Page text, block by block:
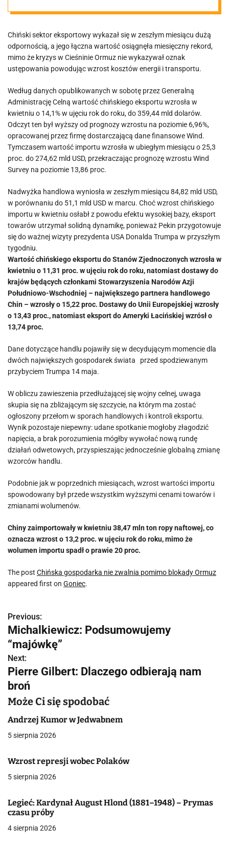
blokady Ormuz
Chiński sektor eksportowy wykazał się w zeszłym miesiącu dużą
odpornością, a jego łączna wartość osiągnęła miesięczny rekord,
mimo że kryzys w Cieśninie Ormuz nie wykazywał oznak
ustępowania powodując wzrost kosztów energii i transportu.
Według danych opublikowanych w sobotę przez Generalną
Administrację Celną wartość chińskiego eksportu wzrosła w
kwietniu o 14,1% w ujęciu rok do roku, do 359,44 mld dolarów.
Odczyt ten był wyższy od prognozy wzrostu na poziomie 6,96%,
opracowanej przez firmę dostarczającą dane finansowe Wind.
Tymczasem wartość importu wzrosła w ubiegłym miesiącu o 25,3
proc. do 274,62 mld USD, przekraczając prognozę wzrostu Wind
Survey na poziomie 13,86 proc.
Nadwyżka handlowa wyniosła w zeszłym miesiącu 84,82 mld USD,
w porównaniu do 51,1 mld USD w marcu. Choć wzrost chińskiego
importu w kwietniu osłabł z powodu efektu wysokiej bazy, eksport
towarów utrzymał solidną dynamikę, ponieważ Pekin przygotowuje
się do ważnej wizyty prezydenta USA Donalda Trumpa w przyszłym
tygodniu.
Wartość chińskiego eksportu do Stanów Zjednoczonych wzrosła w
kwietniu o 11,31 proc. w ujęciu rok do roku, natomiast dostawy do
krajów będących członkami Stowarzyszenia Narodów Azji
Południowo-Wschodniej – największego partnera handlowego
Chin – wzrosły o 15,22 proc. Dostawy do Unii Europejskiej wzrosły
o 13,43 proc., natomiast eksport do Ameryki Łacińskiej wzrósł o
13,74 proc.
Dane dotyczące handlu pojawiły się w decydującym momencie dla
dwóch największych gospodarek świata przed spodziewanym
przybyciem Trumpa 14 maja.
W obliczu zawieszenia przedłużającej się wojny celnej, uwaga
skupia się na zbliżającym się szczycie, na którym ma zostać
ogłoszony przełom w sporach handlowych i kontroli eksportu.
Wynik pozostaje niepewny: udane spotkanie mogłoby złagodzić
napięcia, a brak porozumienia mógłby wywołać nową rundę
działań odwetowych, przyspieszając jednocześnie globalną zmianę
wzorców handlu.
Podobnie jak w poprzednich miesiącach, wzrost wartości importu
spowodowany był przede wszystkim wyższymi cenami towarów i
zmianami wolumenów.
Chiny zaimportowały w kwietniu 38,47 mln ton ropy naftowej, co
oznacza wzrost o 13,2 proc. w ujęciu rok do roku, mimo że
wolumen importu spadł o prawie 20 proc.
The post Chińska gospodarka nie zwalnia pomimo blokady Ormuz
appeared first on Goniec.
N
a
w
i
g
a
c
j
a
p
i
Previous:
Michalkiewicz: Podsumowujemy
“majówkę”
Next:
Pierre Gilbert: Dlaczego odbierają nam
broń
Może Ci się spodobać
Andrzej Kumor w Jedwabnem
5 sierpnia 2026
Wzrost represji wobec Polaków
5 sierpnia 2026
Legieć: Kardynał August Hlond (1881–1948) – Prymas
czasu próby
4 sierpnia 2026